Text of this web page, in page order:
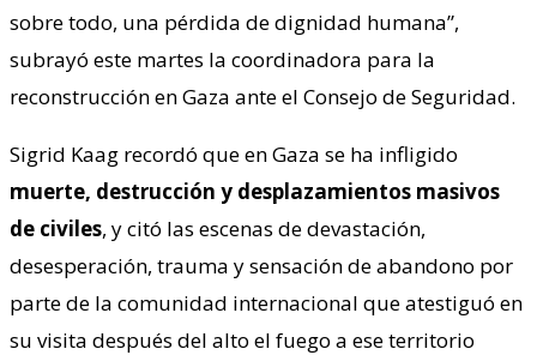
sobre todo, una pérdida de dignidad humana”,
subrayó este martes la coordinadora para la
reconstrucción en Gaza ante el Consejo de Seguridad.
Sigrid Kaag recordó que en Gaza se ha infligido
muerte, destrucción y desplazamientos masivos
de civiles, y citó las escenas de devastación,
desesperación, trauma y sensación de abandono por
parte de la comunidad internacional que atestiguó en
su visita después del alto el fuego a ese territorio